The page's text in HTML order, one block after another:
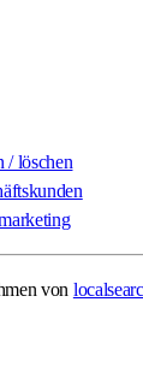
/ löschen
von